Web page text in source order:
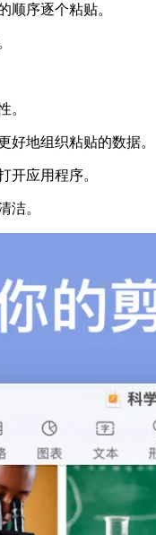
顺序逐个粘贴。
。
好地组织粘贴的数据。
开应用程序。
洁。